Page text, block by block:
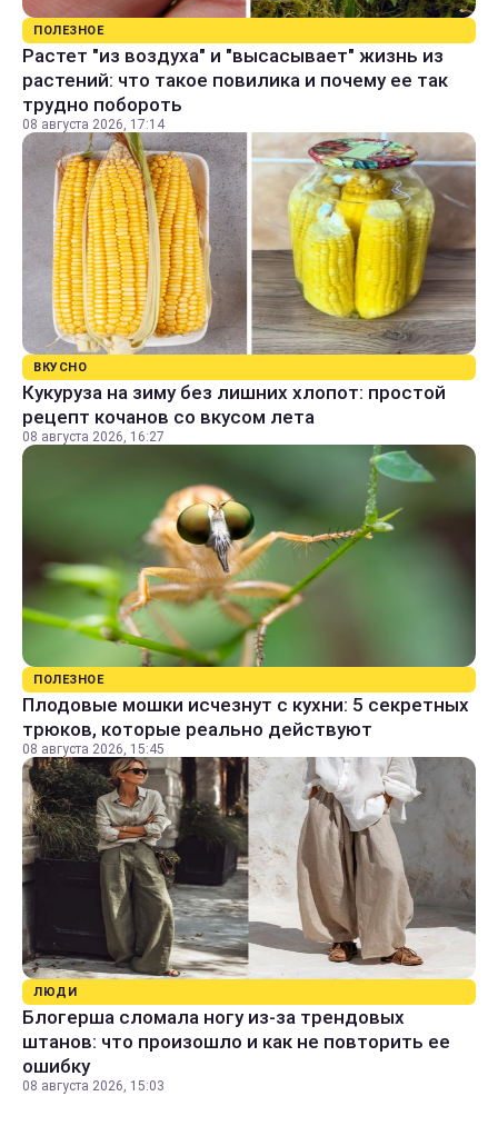
ПОЛЕЗНОЕ
Растет "из воздуха" и "высасывает" жизнь из
растений: что такое повилика и почему ее так
трудно побороть
08 августа 2026, 17:14
ВКУСНО
Кукуруза на зиму без лишних хлопот: простой
рецепт кочанов со вкусом лета
08 августа 2026, 16:27
ПОЛЕЗНОЕ
Плодовые мошки исчезнут с кухни: 5 секретных
трюков, которые реально действуют
08 августа 2026, 15:45
ЛЮДИ
Блогерша сломала ногу из-за трендовых
штанов: что произошло и как не повторить ее
ошибку
08 августа 2026, 15:03